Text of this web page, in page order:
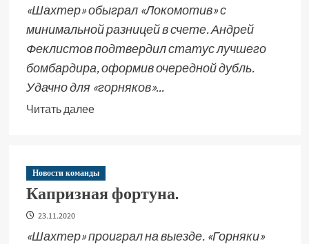
«Шахтер» обыграл «Локомотив» с
минимальной разницей в счете. Андрей
Феклистов подтвердил статус лучшего
бомбардира, оформив очередной дубль.
Удачно для «горняков»...
Читать далее
Новости команды
Капризная фортуна.
23.11.2020
«Шахтер» проиграл на выезде. «Горняки»